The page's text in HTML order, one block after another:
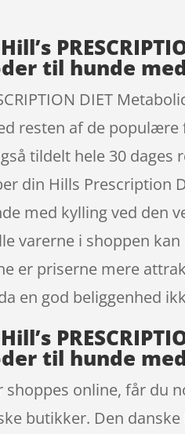
til hunde
DIET
resten af de
tildelt hele 30
din Hills Prescription
med kylling ved den
varerne i shoppen
er priserne mere
en god beliggenhed
til hunde
online, får du
butikker. Den